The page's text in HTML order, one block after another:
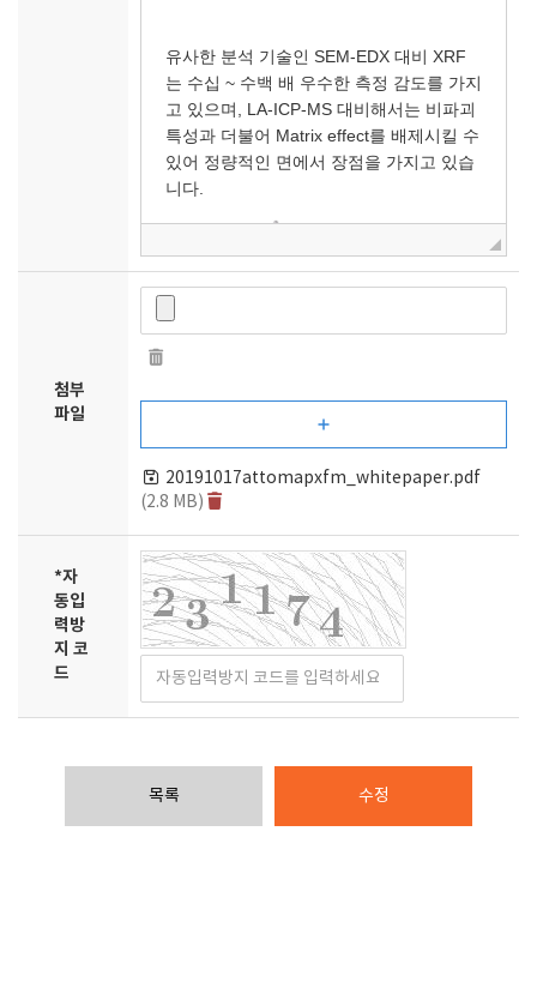
첨부
파일
20191017attomapxfm_whitepaper.pdf
(2.8 MB)
*자
동입
력방
지 코
드
목록 수정